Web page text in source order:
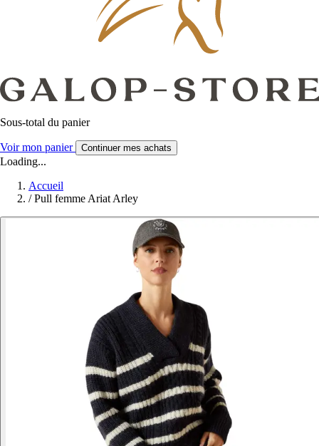
Sous-total du panier
Voir mon panier Continuer mes achats
Loading...
Accueil
/ Pull femme Ariat Arley